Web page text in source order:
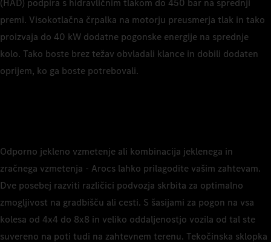
(HAD) podpira s hidravličnim tlakom do 450 bar na sprednji
premi. Visokotlačna črpalka na motorju preusmerja tlak in tako
proizvaja do 40 kW dodatne pogonske energije na sprednje
kolo. Tako boste brez težav obvladali klance in dobili dodaten
oprijem, ko ga boste potrebovali.
Odporno jekleno vzmetenje ali kombinacija jeklenega in
zračnega vzmetenja - Arocs lahko prilagodite vašim zahtevam.
Dve posebej razviti različici podvozja skrbita za optimalno
zmogljivost na gradbišču ali cesti. S šasijami za pogon na vsa
kolesa od 4x4 do 8x8 in veliko oddaljenostjo vozila od tal ste
suvereno na poti tudi na zahtevnem terenu. Tekočinska sklopka